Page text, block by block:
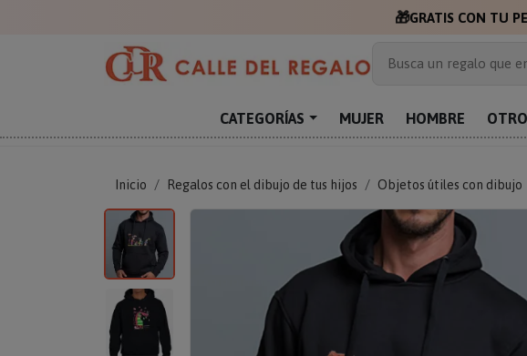
🎁GRATIS CON TU
Busca un regalo que
Regalos
CATEGORÍAS MUJER HOMBRE
Inicio Regalos con el dibujo de tus hijos Objetos útiles con dibujo